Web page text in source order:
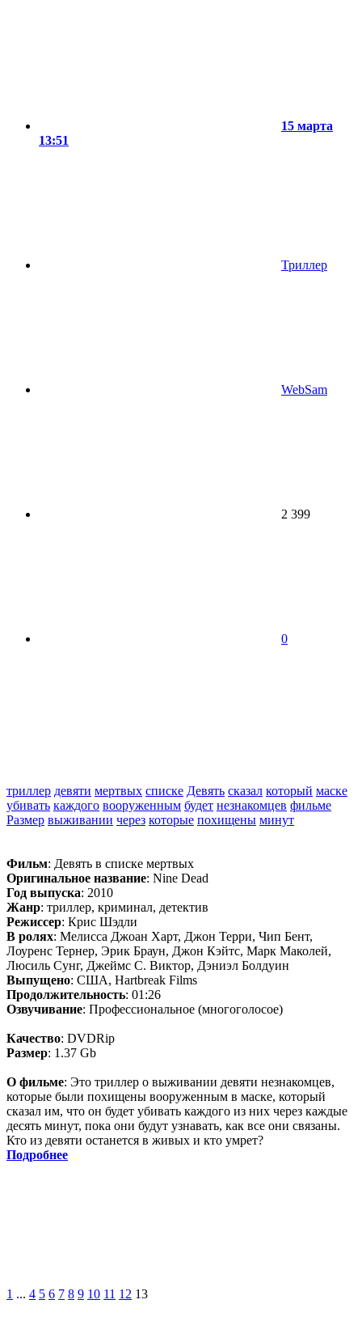
15 марта
13:51
Триллер
WebSam
2 399
0
триллер девяти мертвых списке Девять сказал который маске
убивать каждого вооруженным будет незнакомцев фильме
Размер выживании через которые похищены минут
Фильм: Девять в списке мертвых
Оригинальное название: Nine Dead
Год выпуска: 2010
Жанр: триллер, криминал, детектив
Режиссер: Крис Шэдли
В ролях: Мелисса Джоан Харт, Джон Терри, Чип Бент,
Лоуренс Тернер, Эрик Браун, Джон Кэйтс, Марк Маколей,
Люсиль Сунг, Джеймс С. Виктор, Дэниэл Болдуин
Выпущено: США, Hartbreak Films
Продолжительность: 01:26
Озвучивание: Профессиональное (многоголосое)
Качество: DVDRip
Размер: 1.37 Gb
О фильме: Это триллер о выживании девяти незнакомцев,
которые были похищены вооруженным в маске, который
сказал им, что он будет убивать каждого из них через каждые
десять минут, пока они будут узнавать, как все они связаны.
Кто из девяти останется в живых и кто умрет?
Подробнее
1 ... 4 5 6 7 8 9 10 11 12 13